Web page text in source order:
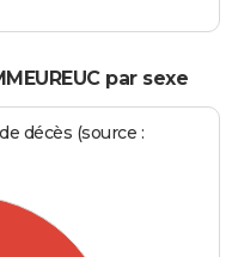
par sexe
décès (source :